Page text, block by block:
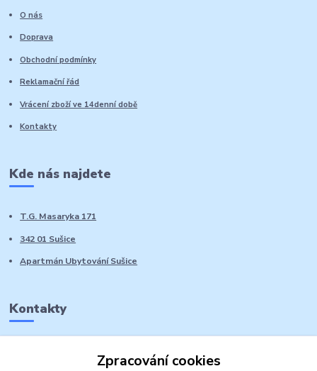
O nás
Doprava
Obchodní podmínky
Reklamační řád
Vrácení zboží ve 14denní době
Kontakty
Kde nás najdete
T.G. Masaryka 171
342 01 Sušice
Apartmán Ubytování Sušice
Kontakty
Zpracování cookies